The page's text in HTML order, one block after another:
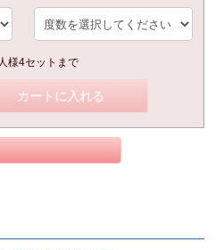
様4セットまで
カートに入れる